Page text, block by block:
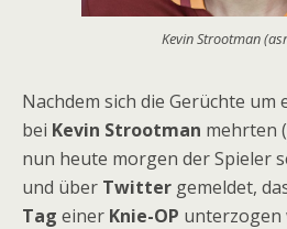
Kevin Strootman
Nachdem sich die Gerüchte um
bei Kevin Strootman mehrten (
nun heute morgen der Spieler
und über Twitter gemeldet,
Tag einer Knie-OP unterzogen